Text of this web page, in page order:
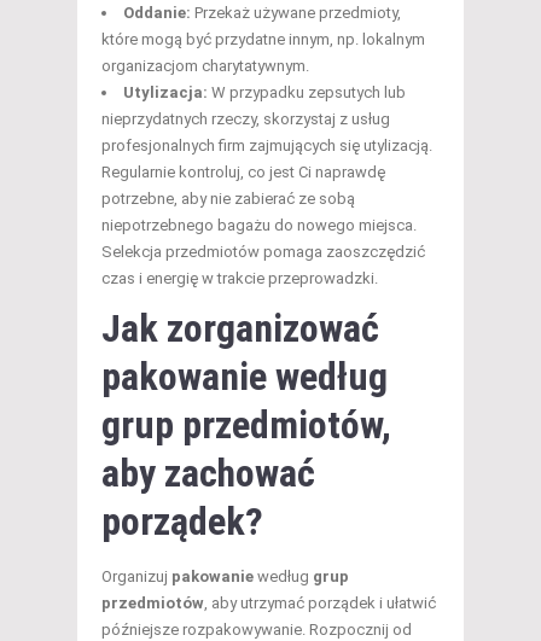
Oddanie: Przekaż używane przedmioty,
które mogą być przydatne innym, np. lokalnym
organizacjom charytatywnym.
Utylizacja: W przypadku zepsutych lub
nieprzydatnych rzeczy, skorzystaj z usług
profesjonalnych firm zajmujących się utylizacją.
Regularnie kontroluj, co jest Ci naprawdę
potrzebne, aby nie zabierać ze sobą
niepotrzebnego bagażu do nowego miejsca.
Selekcja przedmiotów pomaga zaoszczędzić
czas i energię w trakcie przeprowadzki.
Jak zorganizować
pakowanie według
grup przedmiotów,
aby zachować
porządek?
Organizuj pakowanie według grup
przedmiotów, aby utrzymać porządek i ułatwić
późniejsze rozpakowywanie. Rozpocznij od